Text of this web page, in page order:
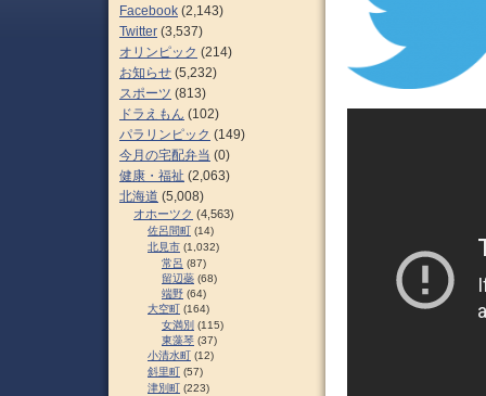
Facebook (2,143)
Twitter (3,537)
オリンピック (214)
お知らせ (5,232)
スポーツ (813)
ドラえもん (102)
パラリンピック (149)
今月の宅配弁当 (0)
健康・福祉 (2,063)
北海道 (5,008)
オホーツク (4,563)
佐呂間町 (14)
北見市 (1,032)
常呂 (87)
留辺蘂 (68)
端野 (64)
大空町 (164)
女満別 (115)
東藻琴 (37)
小清水町 (12)
斜里町 (57)
津別町 (223)